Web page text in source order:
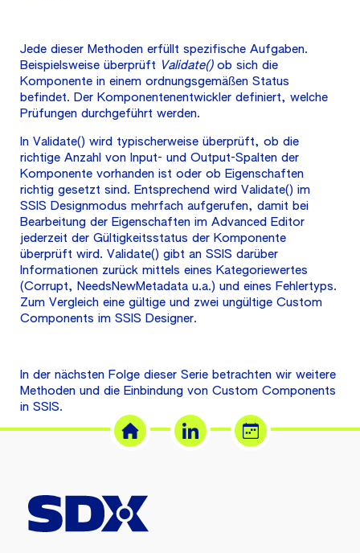
Jede dieser Methoden erfüllt spezifische Aufgaben.
Beispielsweise überprüft Validate()ob sich die
Komponente in einem ordnungsgemäßen Status
befindet. Der Komponentenentwickler definiert, welche
Prüfungen durchgeführt werden.
In Validate() wird typischerweise überprüft, ob die
richtige Anzahl von Input- und Output-Spalten der
Komponente vorhanden ist oder ob Eigenschaften
richtig gesetzt sind. Entsprechend wird Validate() im
SSIS Designmodus mehrfach aufgerufen, damit bei
Bearbeitung der Eigenschaften im Advanced Editor
jederzeit der Gültigkeitsstatus der Komponente
überprüft wird. Validate() gibt an SSIS darüber
Informationen zurück mittels eines Kategoriewertes
(Corrupt, NeedsNewMetadata u.a.) und eines Fehlertyps.
Zum Vergleich eine gültige und zwei ungültige Custom
Components im SSIS Designer.
In der nächsten Folge dieser Serie betrachten wir weitere
Methoden und die Einbindung von Custom Components
in SSIS.